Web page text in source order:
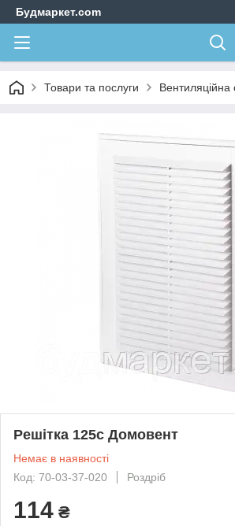
Будмаркет.com
Товари та послуги Вентиляційна
Решітка 125с Домовент
Немає в наявності
Код: 70-03-37-020
Роздріб
114 ₴